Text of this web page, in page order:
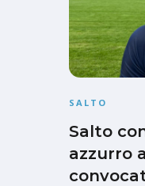
SALTO
Salto
azzurro